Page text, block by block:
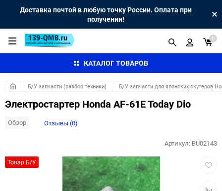
Доставка почтой в любую точку России. Оплата при
получении!
КАТАЛОГ ТОВАРОВ
0
Б/У запчасти (разбор техники) Б/У запчасти для японских скутеров
Электростартер Honda AF-61E Today Dio
Обзор Отзывы (0)
Товар Б/У
Артикул: BU02143